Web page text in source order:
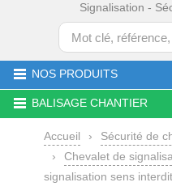
Signalisation -
NOS PRODUITS
BALISAGE CHANTIER
Accueil › Sécurité de
›
Chevalet de
signalisation sens interdit